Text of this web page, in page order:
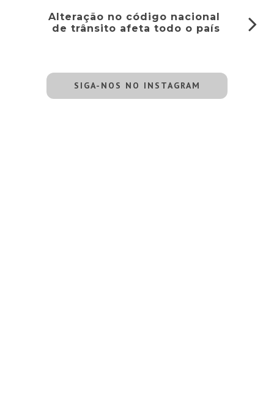
Alteração no código nacional
de trânsito afeta todo o país
SIGA-NOS NO INSTAGRAM